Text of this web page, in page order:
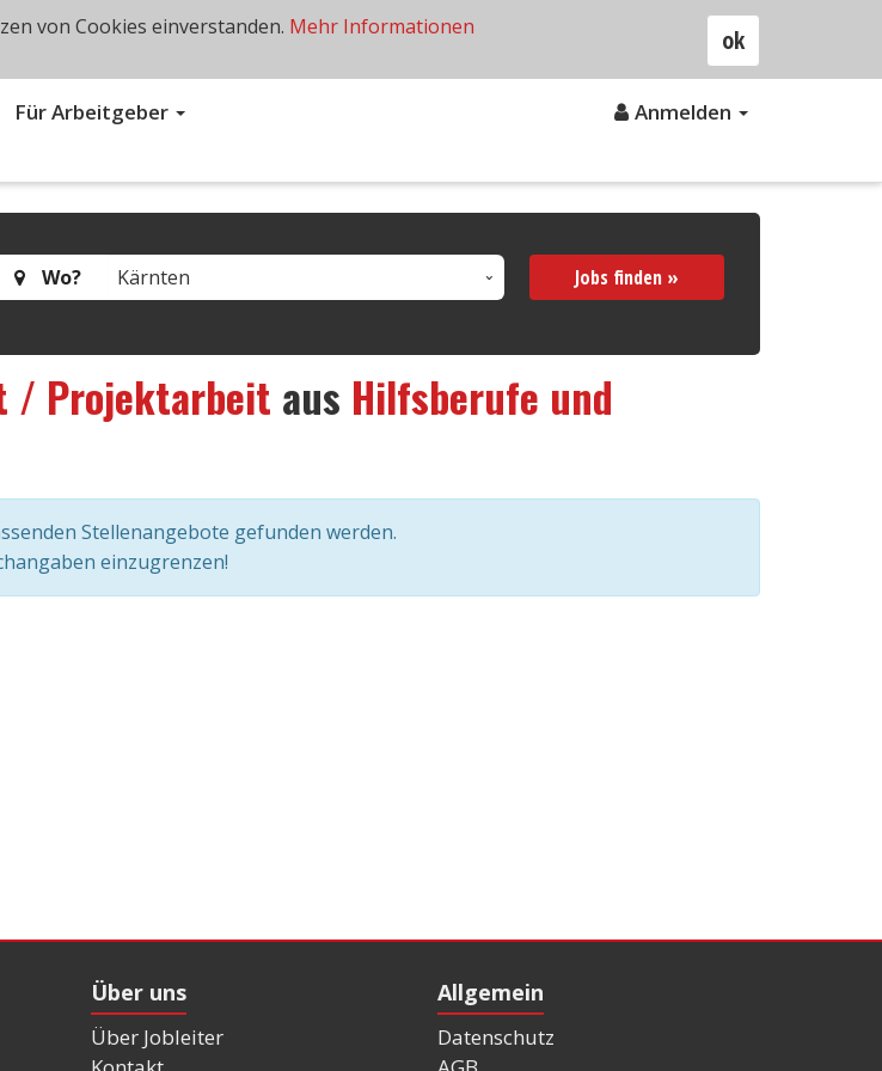
Für Arbeitgeber Anmelden
Wo? Jobs finden »
/ Projektarbeit aus Hilfsberufe und
Stellenangebote gefunden werden.
einzugrenzen!
Über uns
Über Jobleiter
Allgemein
Datenschutz
ok
von Cookies einverstanden. Mehr Informationen